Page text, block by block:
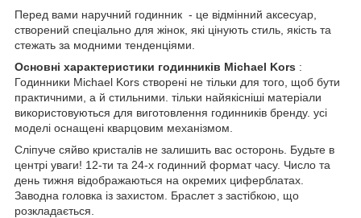
Перед вами наручний годинник - це відмінний аксесуар,
створений спеціально для жінок, які цінують стиль, якість та
стежать за модними тенденціями.
Основні характеристики годинників Michael Kors :
Годинники Michael Kors створені не тільки для того, щоб бути
практичними, а й стильними. тільки найякісніші матеріали
використовуються для виготовлення годинників бренду. усі
моделі оснащені кварцовим механізмом.
Сліпуче сяйво кристалів не залишить вас осторонь. Будьте в
центрі уваги! 12-ти та 24-х годинний формат часу. Число та
день тижня відображаються на окремих циферблатах.
Заводна головка із захистом. Браслет з застібкою, що
розкладається.